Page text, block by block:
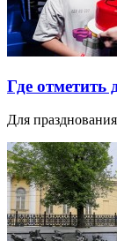
Где
Для